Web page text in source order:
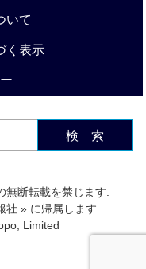
いて
く表示
検 索
無断転載を禁じます.
社 » に帰属します.
Limited